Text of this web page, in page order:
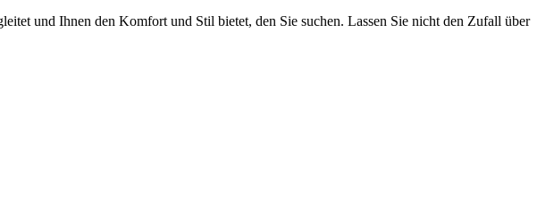
und Ihnen den Komfort und Stil bietet, den Sie suchen. Lassen Sie nicht den Zufall über